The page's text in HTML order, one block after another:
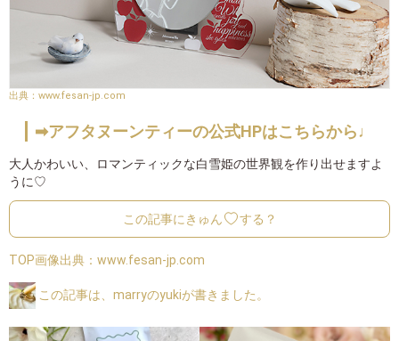
www.fesan-jp.com
➡アフタヌーンティーの公式HPはこちらから♩
大人かわいい、ロマンティックな白雪姫の世界観を作り出せますよ
うに♡
この記事にきゅん する？
TOP画像出典： www.fesan-jp.com
この記事は、marryのyukiが書きました。